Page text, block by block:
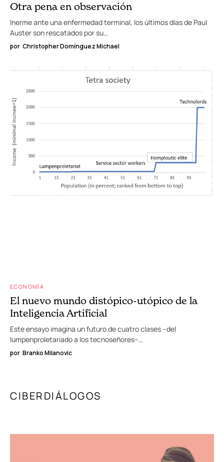
Otra pena en observación
Inerme ante una enfermedad terminal, los últimos días de Paul
Auster son rescatados por su…
por Christopher Domínguez Michael
ECONOMÍA
El nuevo mundo distópico-utópico de la
Inteligencia Artificial
Este ensayo imagina un futuro de cuatro clases –del
lumpenproletariado a los tecnoseñores–…
por Branko Milanovic
CIBERDIÁLOGOS